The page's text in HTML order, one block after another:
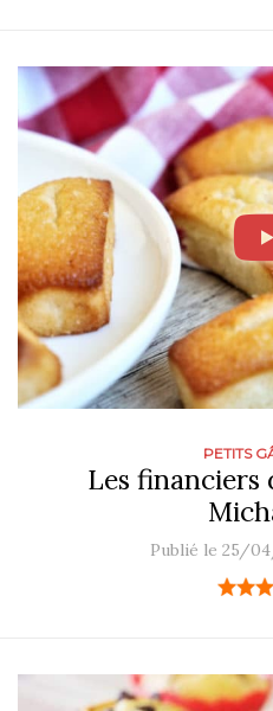
PETITS
Les financiers
Publié le 25/